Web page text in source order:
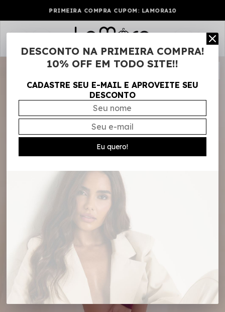
PRIMEIRA COMPRA CUPOM: LAMORA10
0
DESCONTO NA PRIMEIRA COMPRA!
10% OFF EM TODO SITE!!
CADASTRE SEU E-MAIL E APROVEITE SEU
DESCONTO
Eu quero!